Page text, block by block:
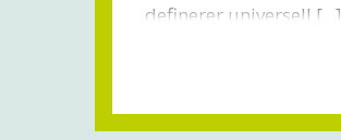
definerer universell [...]